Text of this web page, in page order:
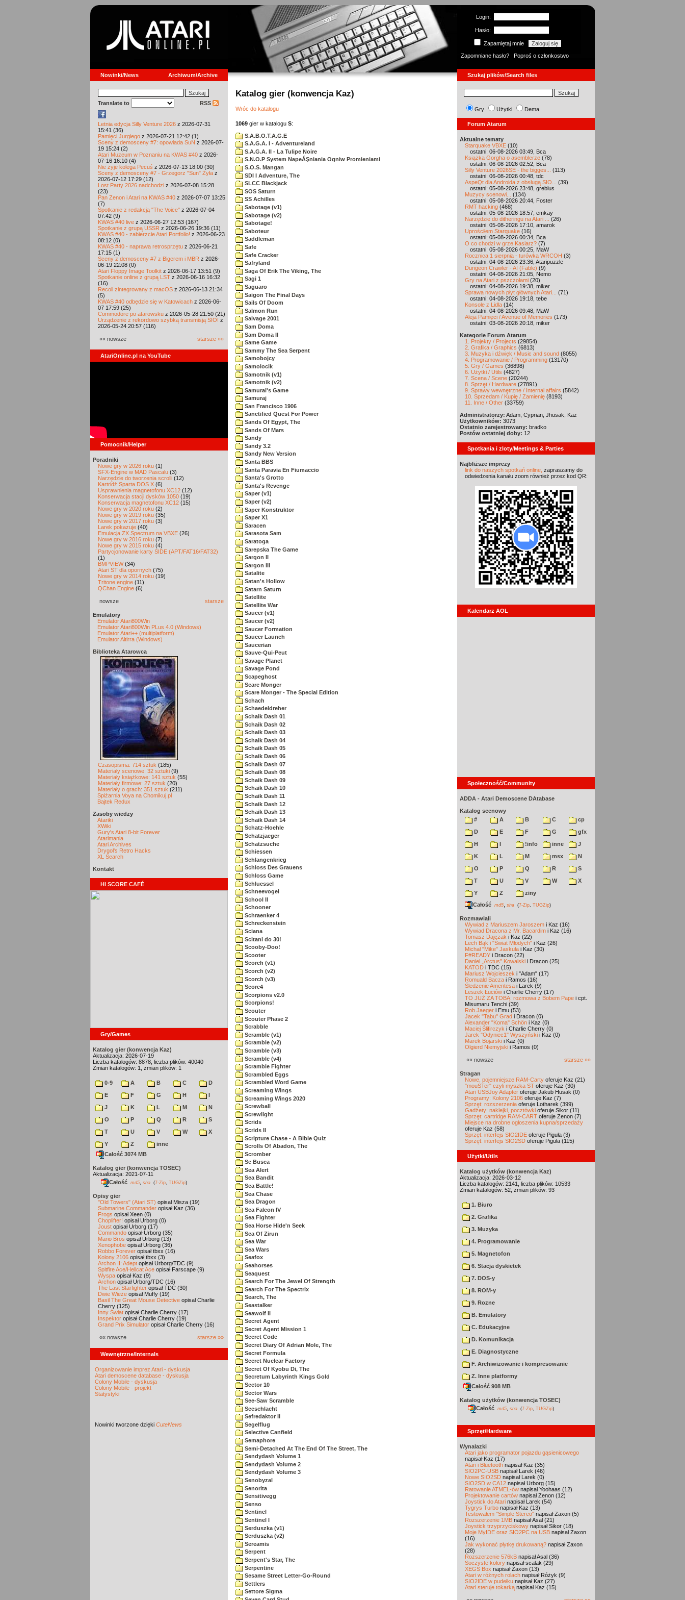
Login:
Hasło:
Zapamiętaj mnie
Zapomniane hasło?
Poproś o członkostwo
Nowinki/News Archiwum/Archive Szukaj plików/Search files
Translate to RSS
Letnia edycja Silly Venture 2026 z 2026-07-31
15:41 (36)
Pamięci Jurgiego z 2026-07-21 12:42 (1)
Sceny z demosceny #7: opowiada SuN z 2026-07-
19 15:24 (2)
Atari Muzeum w Poznaniu na KWAS #40 z 2026-
07-16 16:10 (4)
Nie żyje kolega Pecuś z 2026-07-13 18:00 (30)
Sceny z demosceny #7 - Grzegorz "Sun" Żyła z
2026-07-12 17:29 (12)
Lost Party 2026 nadchodzi z 2026-07-08 15:28
(23)
Pan Zenon i Atari na KWAS #40 z 2026-07-07 13:25
(7)
Spotkanie z redakcją "The Voice" z 2026-07-04
07:42 (9)
KWAS #40 live z 2026-06-27 12:53 (167)
Spotkanie z grupą USSR z 2026-06-26 19:36 (11)
KWAS #40 - zabierzcie Atari Portfolio! z 2026-06-23
08:12 (0)
KWAS #40 - naprawa retrosprzętu z 2026-06-21
17:15 (1)
Sceny z demosceny #7 z Bigerem i MBR z 2026-
06-19 22:08 (0)
Atari Floppy Image Toolkit z 2026-06-17 13:51 (9)
Spotkanie online z grupą LST z 2026-06-16 16:32
(16)
Recoil zintegrowany z macOS z 2026-06-13 21:34
(5)
KWAS #40 odbędzie się w Katowicach z 2026-06-
07 17:59 (25)
Commodore po atarowsku z 2026-05-28 21:50 (21)
Urządzenie z rekordowo szybką transmisją SIO! z
2026-05-24 20:57 (116)
«« nowsze starsze »»
AtariOnline.pl na YouTube
Pomocnik/Helper
Poradniki
Nowe gry w 2026 roku (1)
SFX-Engine w MAD Pascalu (3)
Narzędzie do tworzenia scrolli (12)
Kartridż Sparta DOS X (6)
Usprawnienia magnetofonu XC12 (12)
Konserwacja stacji dysków 1050 (19)
Konserwacja magnetofonu XC12 (15)
Nowe gry w 2020 roku (2)
Nowe gry w 2019 roku (35)
Nowe gry w 2017 roku (3)
Larek pokazuje (40)
Emulacja ZX Spectrum na VBXE (26)
Nowe gry w 2016 roku (7)
Nowe gry w 2015 roku (4)
Partycjonowanie karty SIDE (APT/FAT16/FAT32)
(1)
BMPVIEW(34)
Atari ST dla opornych (75)
Nowe gry w 2014 roku (19)
Tritone engine (11)
QChan Engine (6)
nowsze starsze
Emulatory
Emulator Atari800Win
Emulator Atari800Win PLus 4.0 (Windows)
Emulator Atari++ (multiplatform)
Emulator Altirra (Windows)
Biblioteka Atarowca
Czasopisma: 714 sztuk (185)
Materiały scenowe: 32 sztuki (9)
Materiały książkowe: 141 sztuk (55)
Materiały firmowe: 27 sztuk (20)
Materiały o grach: 351 sztuk (211)
Spiżarnia Voya na Chomikuj.pl
Bajtek Redux
Zasoby wiedzy
Atariki
XWiki
Gury's Atari 8-bit Forever
Atarimania
Atari Archives
Drygol's Retro Hacks
XL Search
Kontakt
HI SCORE CAFÉ
Gry/Games
Katalog gier (konwencja Kaz)
Aktualizacja: 2026-07-19
Liczba katalogów: 8878, liczba plików: 40040
Zmian katalogów: 1, zmian plików: 1
0-9 A B C
D
E
F G H
I
J
K L M
N
O
P Q R
S
T
U V W
X
Y
Z
inne
Całość 3074 MB
Katalog gier (konwencja TOSEC)
Aktualizacja: 2021-07-11
Całość md5 sha (7-Zip TUGZip)
Opisy gier
"Old Towers" (Atari ST) opisał Misza (19)
Submarine Commander opisał Kaz (36)
Frogs opisał Xeen (0)
Choplifter! opisał Urborg (0)
Joust opisał Urborg (17)
Commando opisał Urborg (35)
Mario Bros opisał Urborg (13)
Xenophobe opisał Urborg (36)
Robbo Forever opisał tbxx (16)
Kolony 2106 opisał tbxx (3)
Archon II: Adept opisał Urborg/TDC (9)
Spitfire Ace/Hellcat Ace opisał Farscape (9)
Wyspa opisał Kaz (9)
Archon opisał Urborg/TDC (16)
The Last Starfighter opisał TDC (30)
Dwie Wieże opisał Muffy (19)
Basil The Great Mouse Detective opisał Charlie
Cherry (125)
Inny Świat opisał Charlie Cherry (17)
Inspektor opisał Charlie Cherry (19)
Grand Prix Simulator opisał Charlie Cherry (16)
«« nowsze starsze »»
Wewnętrzne/Internals
Organizowanie imprez Atari - dyskusja
Atari demoscene database - dyskusja
Colony Mobile - dyskusja
Colony Mobile - projekt
Statystyki
Nowinki tworzone dzięki CuteNews
Katalog gier (konwencja Kaz)
Wróc do katalogu
1069 gier w katalogu S:
S.A.B.O.T.A.G.E
S.A.G.A. I - Adventureland
S.A.G.A. II - La Tulipe Noire
S.N.O.P System NapeĂŞniania Ogniw Promieniami
S.O.S. Mangan
SDI I Adventure, The
SLCC Blackjack
SOS Saturn
SS Achilles
Sabotage (v1)
Sabotage (v2)
Sabotage!
Saboteur
Saddleman
Safe
Safe Cracker
Safryland
Saga Of Erik The Viking, The
Sagi 1
Saguaro
Saigon The Final Days
Sails Of Doom
Salmon Run
Salvage 2001
Sam Doma
Sam Doma II
Same Game
Sammy The Sea Serpent
Samobojcy
Samolocik
Samotnik (v1)
Samotnik (v2)
Samurai's Game
Samuraj
San Francisco 1906
Sanctified Quest For Power
Sands Of Egypt, The
Sands Of Mars
Sandy
Sandy 3.2
Sandy New Version
Santa BBS
Santa Paravia En Fiumaccio
Santa's Grotto
Santa's Revenge
Saper (v1)
Saper (v2)
Saper Konstruktor
Saper X1
Saracen
Sarasota Sam
Saratoga
Sarepska The Game
Sargon II
Sargon III
Satalite
Satan's Hollow
Satarn Saturn
Satellite
Satellite War
Saucer (v1)
Saucer (v2)
Saucer Formation
Saucer Launch
Saucerian
Sauve-Qui-Peut
Savage Planet
Savage Pond
Scapeghost
Scare Monger
Scare Monger - The Special Edition
Schach
Schaedeldreher
Schaik Dash 01
Schaik Dash 02
Schaik Dash 03
Schaik Dash 04
Schaik Dash 05
Schaik Dash 06
Schaik Dash 07
Schaik Dash 08
Schaik Dash 09
Schaik Dash 10
Schaik Dash 11
Schaik Dash 12
Schaik Dash 13
Schaik Dash 14
Schatz-Hoehle
Schatzjaeger
Schatzsuche
Schiessen
Schlangenkrieg
Schloss Des Grauens
Schloss Game
Schluessel
Schneevogel
School II
Schooner
Schraenker 4
Schreckenstein
Sciana
Scitani do 30!
Scooby-Doo!
Scooter
Scorch (v1)
Scorch (v2)
Scorch (v3)
Score4
Scorpions v2.0
Scorpions!
Scouter
Scouter Phase 2
Scrabble
Scramble (v1)
Scramble (v2)
Scramble (v3)
Scramble (v4)
Scramble Fighter
Scrambled Eggs
Scrambled Word Game
Screaming Wings
Screaming Wings 2020
Screwball
Screwlight
Scrids
Scrids II
Scripture Chase - A Bible Quiz
Scrolls Of Abadon, The
Scromber
Se Busca
Sea Alert
Sea Bandit
Sea Battle!
Sea Chase
Sea Dragon
Sea Falcon IV
Sea Fighter
Sea Horse Hide'n Seek
Sea Of Zirun
Sea War
Sea Wars
Seafox
Seahorses
Seaquest
Search For The Jewel Of Strength
Search For The Spectrix
Search, The
Seastalker
Seawolf II
Secret Agent
Secret Agent Mission 1
Secret Code
Secret Diary Of Adrian Mole, The
Secret Formula
Secret Nuclear Factory
Secret Of Kyobu Di, The
Secretum Labyrinth Kings Gold
Sector 10
Sector Wars
See-Saw Scramble
Seeschlacht
Sefredaktor II
Segelflug
Selective Canfield
Semaphore
Semi-Detached At The End Of The Street, The
Sendydash Volume 1
Sendydash Volume 2
Sendydash Volume 3
Senobyzal
Senorita
Sensitivegg
Senso
Sentinel
Sentinel I
Serduszka (v1)
Serduszka (v2)
Sereamis
Serpent
Serpent's Star, The
Serpentine
Sesame Street Letter-Go-Round
Settlers
Settore Sigma
Gry Użytki Dema
Forum Atarum
Aktualne tematy
Starquake VBXE (10)
ostatni: 06-08-2026 03:49, Bca
Książka Gorgha o asemblerze (78)
ostatni: 06-08-2026 02:52, Bca
Silly Venture 2026SE - the bigges...
(113)
ostatni: 06-08-2026 00:48, tdc
AspeQt dla Androida z obsługą SIO...
(39)
ostatni: 05-08-2026 23:48, greblus
Muzycy scenowi...
(134)
ostatni: 05-08-2026 20:44, Foster
RMT hacking (468)
ostatni: 05-08-2026 18:57, emkay
Narzędzie do ditheringu na Atari ...
(26)
ostatni: 05-08-2026 17:10, amarok
Uprościłem Starquake (16)
ostatni: 05-08-2026 00:34, Bca
O co chodzi w grze Kasiarz? (7)
ostatni: 05-08-2026 00:25, MaW
Rocznica 1 sierpnia - turówka WRCOH (3)
ostatni: 04-08-2026 23:36, Ataripuzzle
Dungeon Crawler - AI (Fable) (9)
ostatni: 04-08-2026 21:05, Nemo
Gry na Atari z pszczołami (20)
ostatni: 04-08-2026 19:38, miker
Sprawa nowych płyt głównych Atari...
(71)
ostatni: 04-08-2026 19:18, tebe
Konsole z Lidla (14)
ostatni: 04-08-2026 09:48, MaW
Aleja Pamięci / Avenue of Memories (173)
ostatni: 03-08-2026 20:18, miker
Kategorie Forum Atarum
1. Projekty / Projects (29854)
2. Grafika / Graphics (6813)
3. Muzyka i dźwięk / Music and sound (8055)
4. Programowanie / Programming (13170)
5. Gry / Games (36898)
6. Użytki / Utils (4827)
7. Scena / Scene (20244)
8. Sprzęt / Hardware (27891)
9. Sprawy wewnętrzne / Internal affairs (5842)
10. Sprzedam / Kupię / Zamienię (8193)
11. Inne / Other (33759)
Administratorzy: Adam, Cyprian, Jhusak, Kaz
Użytkowników: 3073
Ostatnio zarejestrowany: bradko
Postów ostatniej doby: 12
Spotkania i zloty/Meetings & Parties
Najbliższe imprezy
link do naszych spotkań online, zapraszamy do
odwiedzenia kanału zoom również przez kod QR:
Kalendarz AOL
Społeczność/Community
ADDA - Atari Demoscene DAtabase
Katalog scenowy
#
A B C
cp
D
E F G
gfx
H
I !info inne
J
K
L M msx
N
O
P Q R
S
T
U V W
X
Y
Z
ziny
Całość md5 sha (7-Zip TUGZip)
Rozmawiali
Wywiad z Mariuszem Jaroszem i Kaz (16)
Wywiad Dracona z Mr. Bacardim i Kaz (16)
Tomasz Dajczak i Kaz (22)
Lech Bąk i "Świat Młodych" i Kaz (26)
Michał "Mike" Jaskuła i Kaz (30)
F#READY i Dracon (22)
Daniel „Arctus” Kowalski i Dracon (25)
KATOD i TDC (15)
Mariusz Wojcieszek i "Adam" (17)
Romuald Bacza i Ramos (16)
Śledzenie Amentesa i Larek (9)
Leszek Łuciów i Charlie Cherry (17)
TO JUŻ ZA TOBĄ: rozmowa z Bobem Pape i cpt.
Misumaru Tenchi (39)
Rob Jaeger i Emu (53)
Jacek "Tabu" Grad i Dracon (0)
Alexander "Koma" Schön i Kaz (0)
Maciej Ślifirczyk i Charlie Cherry (0)
Jarek "Odyniec1" Wyszyński i Kaz (0)
Marek Bojarski i Kaz (0)
Olgierd Niemyjski i Ramos (0)
«« nowsze starsze »»
Stragan
Nowe, pojemniejsze RAM-Carty oferuje Kaz (21)
"mouSTer" czyli myszka ST oferuje Kaz (30)
Atari USBJoy Adapter oferuje Jakub Husak (0)
Programy: Kolony 2106 oferuje Kaz (7)
Sprzęt: rozszerzenia oferuje Lotharek (399)
Gadżety: naklejki, pocztówki oferuje Sikor (11)
Sprzęt: cartridge RAM-CART oferuje Zenon (7)
Miejsce na drobne ogłoszenia kupna/sprzedaży
oferuje Kaz (58)
Sprzęt: interfejs SIO2IDE oferuje Piguła (3)
Sprzęt: interfejs SIO2SD oferuje Piguła (115)
Użytki/Utils
Katalog użytków (konwencja Kaz)
Aktualizacja: 2026-03-12
Liczba katalogów: 2141, liczba plików: 10533
Zmian katalogów: 52, zmian plików: 93
1. Biuro
2. Grafika
3. Muzyka
4. Programowanie
5. Magnetofon
6. Stacja dyskietek
7. DOS-y
8. ROM-y
9. Rozne
B. Emulatory
C. Edukacyjne
D. Komunikacja
E. Diagnostyczne
F. Archiwizowanie i kompresowanie
Z. Inne platformy
Całość 908 MB
Katalog użytków (konwencja TOSEC)
Całość md5 sha (7-Zip TUGZip)
Sprzęt/Hardware
Wynalazki
Atari jako programator pojazdu gąsienicowego
napisał Kaz (17)
Atari i Bluetooth napisał Kaz (35)
SIO2PC-USB napisał Larek (46)
Nowe SIO2SD napisał Larek (0)
SIO2SD w CA12 napisał Urborg (15)
Ratowanie ATMEL-ów napisał Yoohaas (12)
Projektowanie cartów napisał Zenon (12)
Joystick do Atari napisał Larek (54)
Tygrys Turbo napisał Kaz (13)
Testowałem "Simple Stereo" napisał Zaxon (5)
Rozszerzenie 1MB napisał Asal (21)
Joystick trzyprzyciskowy napisał Sikor (18)
Moje MyIDE oraz SIO2PC na USB napisał Zaxon
(16)
Jak wykonać płytkę drukowaną? napisał Zaxon
(28)
Rozszerzenie 576kB napisał Asal (36)
Soczyste kolory napisał scalak (29)
XEGS Box napisał Zaxon (13)
Atari w różnych rolach napisał Różyk (9)
SIO2IDE w pudełku napisał Kaz (27)
Atari steruje tokarką napisał Kaz (15)